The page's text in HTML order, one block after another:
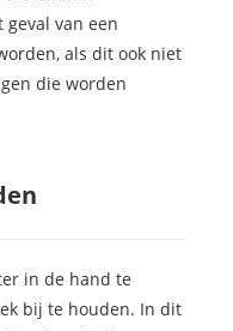
van een
als dit ook niet
die worden
in de hand te
bij te houden. In dit